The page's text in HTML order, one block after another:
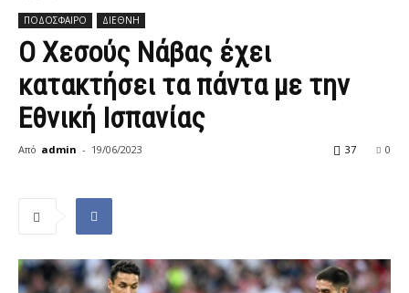
ΠΟΔΟΣΦΑΙΡΟ ΔΙΕΘΝΗ
Ο Χεσούς Νάβας έχει
κατακτήσει τα πάντα με την
Εθνική Ισπανίας
Από admin - 19/06/2023 0
37